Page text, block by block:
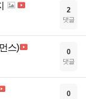
2
댓글
스) 0
댓글
0